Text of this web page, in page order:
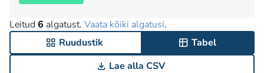
Leitud 6 algatust. Vaata kõiki algatusi.
Ruudustik
Tabel
Lae alla CSV